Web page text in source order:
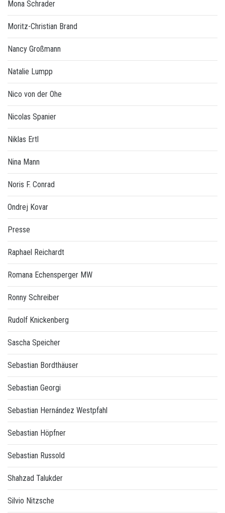
Mona Schrader
Moritz-Christian Brand
Nancy Großmann
Natalie Lumpp
Nico von der Ohe
Nicolas Spanier
Niklas Ertl
Nina Mann
Noris F. Conrad
Ondrej Kovar
Presse
Raphael Reichardt
Romana Echensperger MW
Ronny Schreiber
Rudolf Knickenberg
Sascha Speicher
Sebastian Bordthäuser
Sebastian Georgi
Sebastian Hernández Westpfahl
Sebastian Höpfner
Sebastian Russold
Shahzad Talukder
Silvio Nitzsche